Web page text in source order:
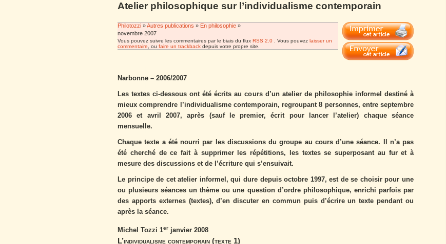
Atelier philosophique sur l’individualisme contemporain
Philotozzi »Autres publications » En philosophie »
novembre 2007
Vous pouvez suivre les commentaires par le biais du flux RSS 2.0 . Vous pouvez laisser un
commentaire , ou faire un trackback depuis votre propre site.
Narbonne – 2006/2007
Les textes ci-dessous ont été écrits au cours d’un atelier de philosophie informel destiné à
mieux comprendre l’individualisme contemporain, regroupant 8 personnes, entre septembre
2006 et avril 2007, après (sauf le premier, écrit pour lancer l’atelier) chaque séance
mensuelle.
Chaque texte a été nourri par les discussions du groupe au cours d’une séance. Il n’a pas
été cherché de ce fait à supprimer les répétitions, les textes se superposant au fur et à
mesure des discussions et de l’écriture qui s’ensuivait.
Le principe de cet atelier informel, qui dure depuis octobre 1997, est de se choisir pour une
ou plusieurs séances un thème ou une question d’ordre philosophique, enrichi parfois par
des apports externes (textes), d’en discuter en commun puis d’écrire un texte pendant ou
après la séance.
Michel Tozzi 1er janvier 2008
L’individualisme contemporain (texte 1)